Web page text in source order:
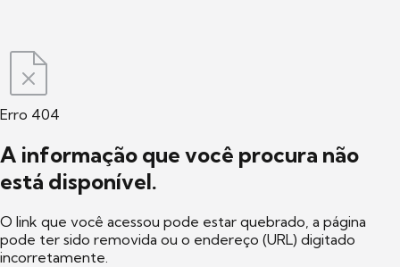
Erro 404
A informação que você procura não
está disponível.
O link que você acessou pode estar quebrado, a página
pode ter sido removida ou o endereço (URL) digitado
incorretamente.